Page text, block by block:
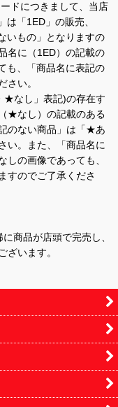
ドにつきまして、当店
「1ED」の販売、
いもの」となりますの
名に（1ED）の記載の
も、「商品名に表記の
さい。
★なし」表記)の存在す
★なし）の記載のある
のない商品」は「★あ
い。また、「商品名に
の画像であっても、
すのでご了承くださ
商品が店頭で完売し、
ざいます。